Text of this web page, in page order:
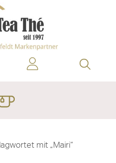
mit „Mairi“